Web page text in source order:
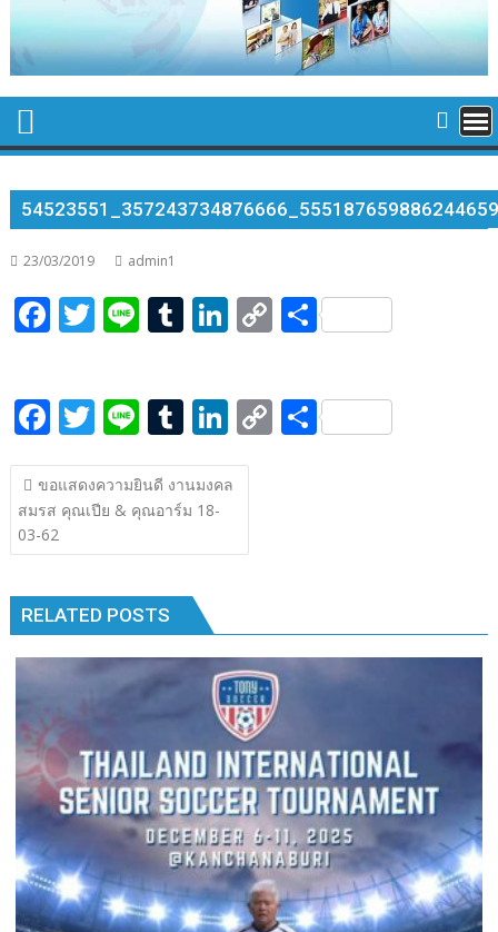
23/03/2019 admin1
F
b
o
o
k
T
er
Li T
bl
r
Li
e
dI
n
C
y
S
e
F
ac
e
b
o
o
k
T
w
itt
er
Li
n
e
T
u
m
bl
r
Li
n
k
dI
C
k
S
แนะแนว
เรื่อง
ขอแสดงความยินดี งานมงคล
สมรส คุณเปีย & คุณอาร์ม 18-
03-62
RELATED POSTS